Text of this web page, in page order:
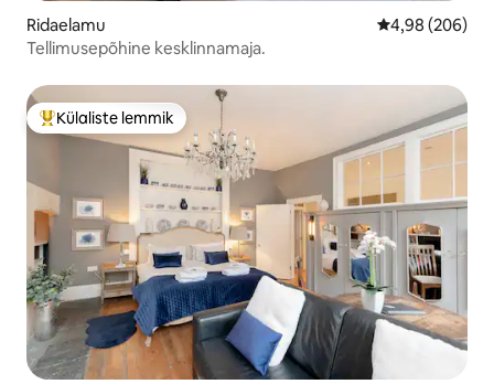
Ridaelamu Keskmine
4,98 (206)
Tellimusepõhine kesklinnamaja.
Külaliste suur lemmik
Külaliste lemmik